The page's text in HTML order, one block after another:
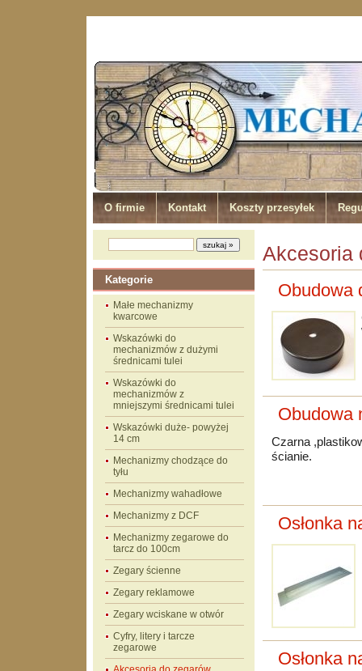
O firmie Kontakt Koszty przesyłek
Kategorie
Małe mechanizmy
kwarcowe
Wskazówki do
mechanizmów z dużymi
średnicami tulei
Wskazówki do
mechanizmów z
mniejszymi średnicami tulei
Wskazówki duże- powyżej
14 cm
Mechanizmy chodzące do
tyłu
Mechanizmy wahadłowe
Mechanizmy z DCF
Mechanizmy zegarowe do
tarcz do 100cm
Zegary ścienne
Zegary reklamowe
Zegary wciskane w otwór
Cyfry, litery i tarcze
zegarowe
Akcesoria
Obudowa
Obudowa
Czarna
ścianie.
Osłonka
Osłonka